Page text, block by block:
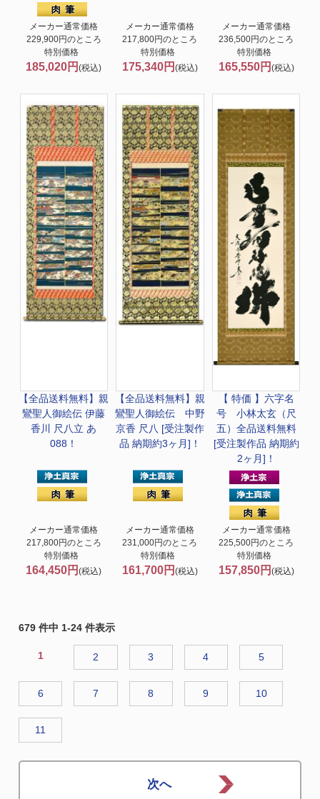
メーカー通常価格
229,900円のところ
特別価格
185,020円(税込)
メーカー通常価格
217,800円のところ
特別価格
175,340円 (税込)
メーカー通常価格
236,500円のところ
特別価格
165,550円 (税込)
【全品送料無料】親
鸞聖人御絵伝 伊藤
香川 尺八立 あ
088！
メーカー通常価格
217,800円のところ
特別価格
164,450円(税込)
【全品送料無料】 親
鸞聖人御絵伝 中野
京香 尺八 [受注製作
品 納期約3ヶ月]！
メーカー通常価格
231,000円のところ
特別価格
161,700円 (税込)
【 特価 】 六字名
号 小林太玄（尺
五）全品送料無料
[受注製作品 納期約
2ヶ月]！
メーカー通常価格
225,500円のところ
特別価格
157,850円 (税込)
679 件中 1-24 件表示
1 2 3 4 5
6 7 8 9 10
11